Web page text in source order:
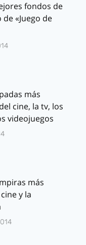
fondos de
«Juego de
más
cine, la tv, los
videojuegos
más
y la